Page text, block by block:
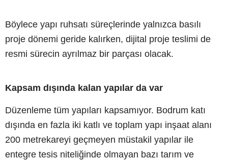
Böylece yapı ruhsatı süreçlerinde yalnızca basılı
proje dönemi geride kalırken, dijital proje teslimi de
resmi sürecin ayrılmaz bir parçası olacak.
Kapsam dışında kalan yapılar da var
Düzenleme tüm yapıları kapsamıyor. Bodrum katı
dışında en fazla iki katlı ve toplam yapı inşaat alanı
200 metrekareyi geçmeyen müstakil yapılar ile
entegre tesis niteliğinde olmayan bazı tarım ve